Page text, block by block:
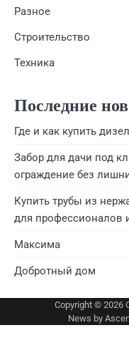
Разное
Строительство
Техника
Последние
Где и как купить
Забор для дачи под
ограждение без
Купить трубы из
для профессионалов
Максима
Добротный дом
Copyright © 2026
News by